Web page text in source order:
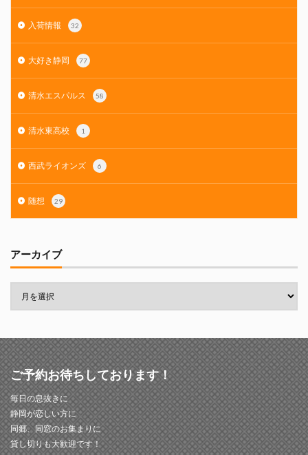
入荷情報 32
大好き静岡 77
清水エスパルス 58
清水東高校 1
西武ライオンズ 6
随想 29
アーカイブ
ご予約お待ちしております！
毎日の息抜きに
静岡が恋しい方に
同郷、同窓のお集まりに
貸し切りも大歓迎です！